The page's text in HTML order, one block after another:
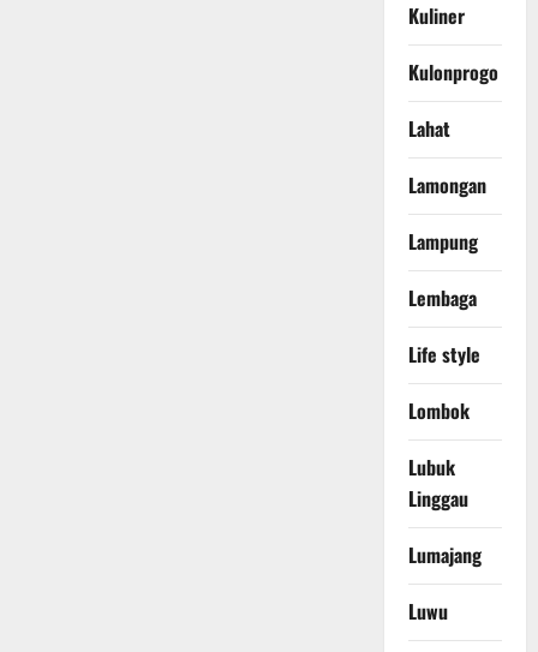
Kuliner
Kulonprogo
Lahat
Lamongan
Lampung
Lembaga
Life style
Lombok
Lubuk
Linggau
Lumajang
Luwu